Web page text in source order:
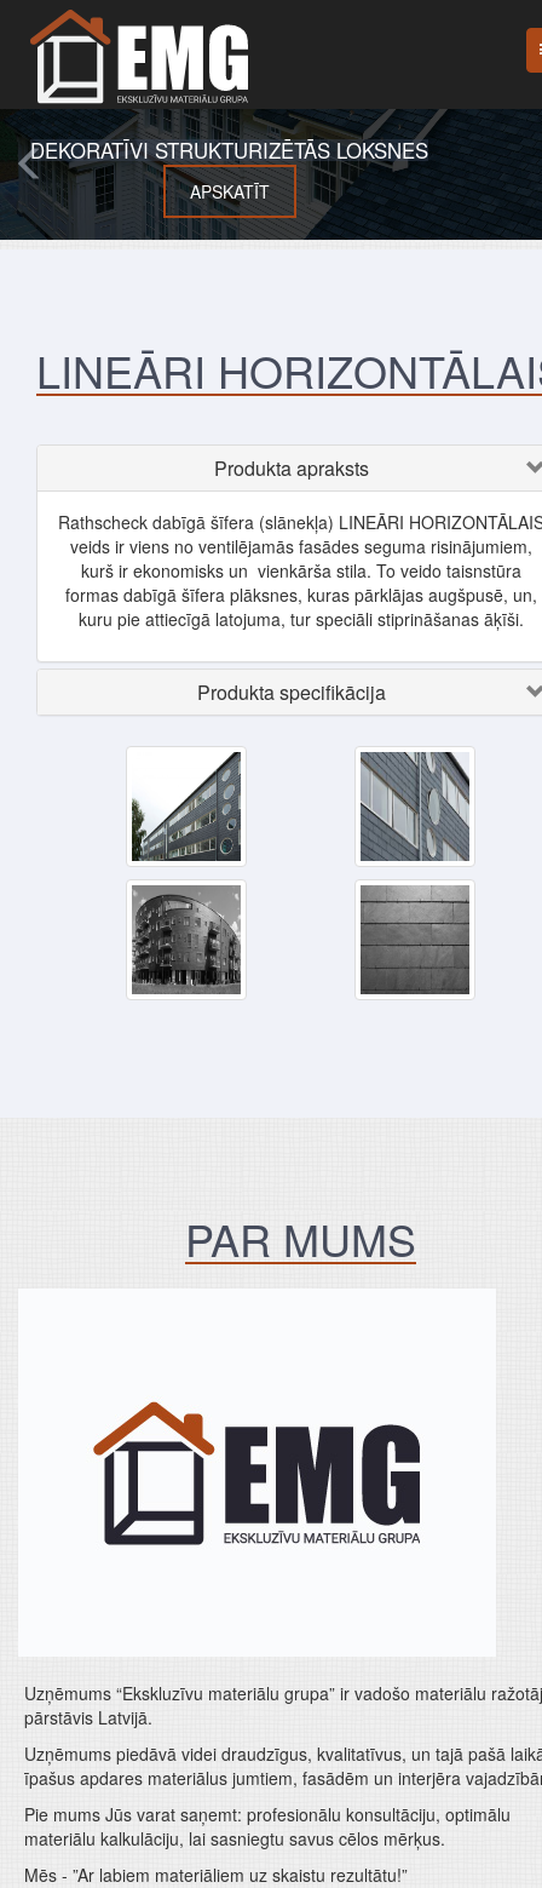
DEKORATĪVI STRUKTURIZĒTĀS LOKSNES
APSKATĪT
LINEĀRI
Produkta apraksts
Rathscheck dabīgā šīfera (slānekļa) LINEĀRI
veids ir viens no ventilējamās fasādes seguma risinājumiem,
kurš ir ekonomisks un vienkārša stila. To veido taisnstūra
formas dabīgā šīfera plāksnes, kuras pārklājas augšpusē, un,
kuru pie attiecīgā latojuma, tur speciāli stiprināšanas āķīši.
Produkta specifikācija
PAR MUMS
Uzņēmums “Ekskluzīvu materiālu grupa” ir vadošo materiālu
pārstāvis Latvijā.
Uzņēmums piedāvā videi draudzīgus, kvalitatīvus, un tajā pašā
īpašus apdares materiālus jumtiem, fasādēm un interjēra
Pie mums Jūs varat saņemt: profesionālu konsultāciju, optimālu
materiālu kalkulāciju, lai sasniegtu savus cēlos mērķus.
Mēs - ”Ar labiem materiāliem uz skaistu rezultātu!”